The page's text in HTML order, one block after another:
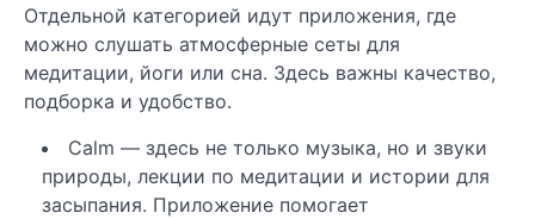
Отдельной категорией идут приложения, где
можно слушать атмосферные сеты для
медитации, йоги или сна. Здесь важны качество,
подборка и удобство.
Calm — здесь не только музыка, но и звуки
природы, лекции по медитации и истории для
засыпания. Приложение помогает